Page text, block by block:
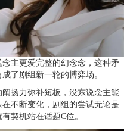
主更爱完整的幻念念，这种矛
了剧组新一轮的博弈场。
扬力弥补短板，没东说念主能
不断变化，剧组的尝试无论是
契机站在话题C位。